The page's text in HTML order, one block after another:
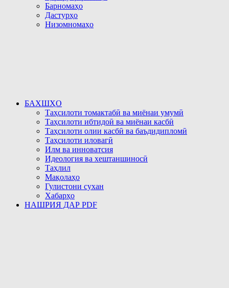
Барномаҳо
Дастурҳо
Низомномаҳо
БАХШҲО
Таҳсилоти томактабӣ ва миёнаи умумӣ
Таҳсилоти ибтидоӣ ва миёнаи касбӣ
Таҳсилоти олии касбӣ ва баъдидипломӣ
Таҳсилоти иловагӣ
Илм ва инноватсия
Идеология ва хештаншиносӣ
Таҳлил
Мақолаҳо
Гулистони сухан
Хабарҳо
НАШРИЯ ДАР PDF